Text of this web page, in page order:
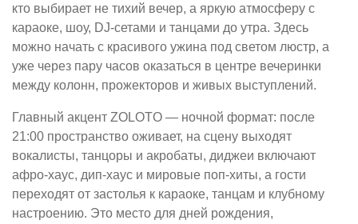
кто выбирает не тихий вечер, а яркую атмосферу с
караоке, шоу, DJ-сетами и танцами до утра. Здесь
можно начать с красивого ужина под светом люстр, а
уже через пару часов оказаться в центре вечеринки
между колонн, прожекторов и живых выступлений.
Главный акцент ZOLOTO — ночной формат: после
21:00 пространство оживает, на сцену выходят
вокалисты, танцоры и акробаты, диджеи включают
афро-хаус, дип-хаус и мировые поп-хиты, а гости
переходят от застолья к караоке, танцам и клубному
настроению. Это место для дней рождения,